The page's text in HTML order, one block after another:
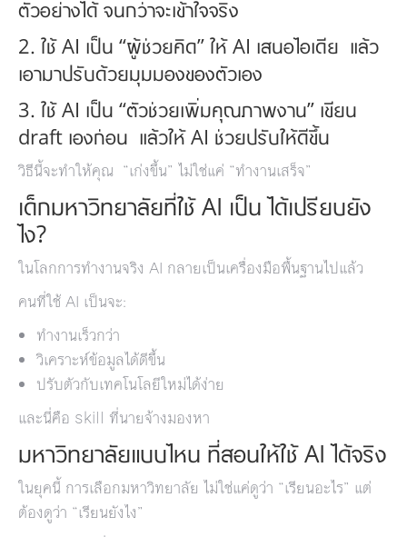
ตัวอย่างได้ จนกว่าจะเข้าใจจริง
2. ใช้ AI เป็น “ผู้ช่วยคิด” ให้ AI เสนอไอเดีย แล้ว
เอามาปรับด้วยมุมมองของตัวเอง
3. ใช้ AI เป็น “ตัวช่วยเพิ่มคุณภาพงาน” เขียน
draft เองก่อน แล้วให้ AI ช่วยปรับให้ดีขึ้น
วิธีนี้จะทำให้คุณ “เก่งขึ้น” ไม่ใช่แค่ “ทำงานเสร็จ”
เด็กมหาวิทยาลัยที่ใช้ AI เป็น ได้เปรียบยัง
ไง?
ในโลกการทำงานจริง AI กลายเป็นเครื่องมือพื้นฐานไปแล้ว
คนที่ใช้ AI เป็นจะ:
ทำงานเร็วกว่า
วิเคราะห์ข้อมูลได้ดีขึ้น
ปรับตัวกับเทคโนโลยีใหม่ได้ง่าย
และนี่คือ skill ที่นายจ้างมองหา
มหาวิทยาลัยแบบไหน ที่สอนให้ใช้ AI ได้จริง
ในยุคนี้ การเลือกมหาวิทยาลัย ไม่ใช่แค่ดูว่า “เรียนอะไร” แต่
ต้องดูว่า “เรียนยังไง”